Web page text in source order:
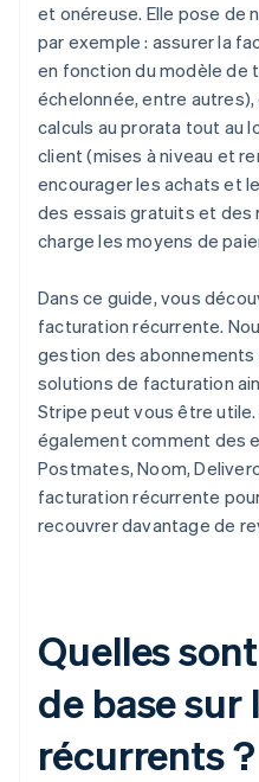
et onéreuse. Elle pose de
par exemple : assurer la
en fonction du modèle de
échelonnée, entre
calculs au prorata tout au
client (mises à niveau et
encourager les achats et
des essais gratuits et des
charge les moyens de
Dans ce guide, vous
facturation récurrente.
gestion des
solutions de facturation
Stripe peut vous être
également comment des
Postmates, Noom,
facturation récurrente
recouvrer davantage de
Quelles
de base sur
récurrents ?